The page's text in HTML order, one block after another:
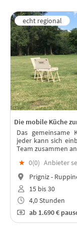
Die mobile Küche
Das gemeinsame
jeder kann sich
Team zusammen
★ 0(0) Anbieter
Prigniz -
15 bis 30
4,0 Stunden
ab1.690 €